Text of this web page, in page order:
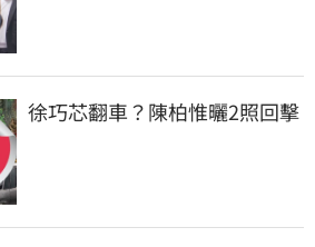
徐巧芯翻車？陳柏惟曬2照回擊